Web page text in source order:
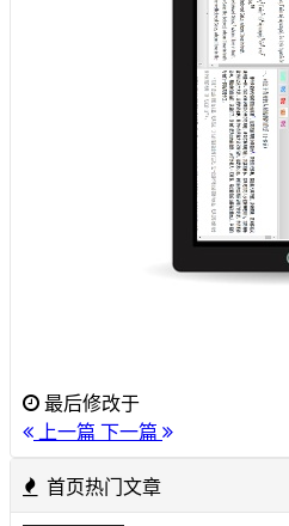
最后修改于
上一篇 下一篇
首页热门文章